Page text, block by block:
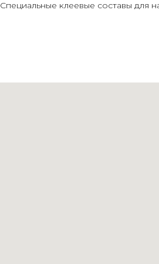
Специальные клеевые составы для